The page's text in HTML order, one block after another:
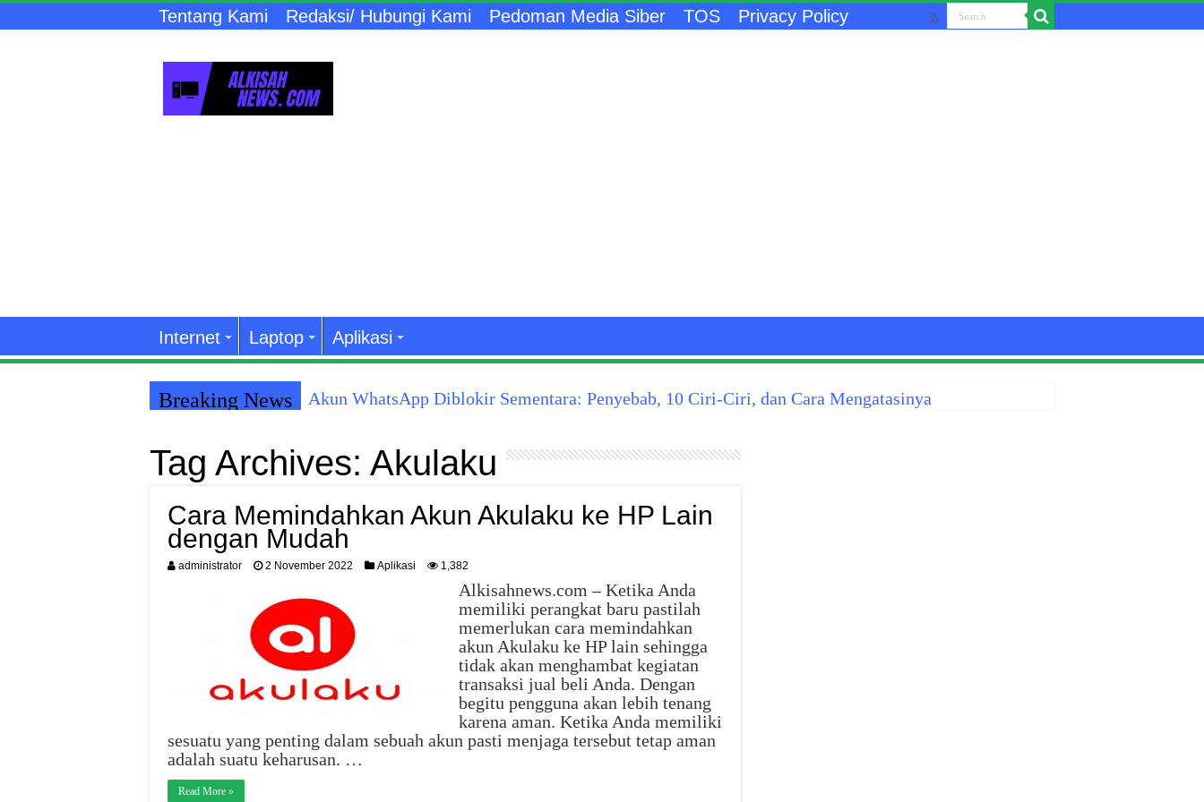
Tentang Kami Redaksi/ Hubungi Kami Pedoman Media Siber TOS Privacy Policy
Internet Laptop Aplikasi
Breaking News Akun WhatsApp Diblokir Sementara: Penyebab, 10 Ciri-Ciri, dan Cara Mengatasinya
Tag Archives: Akulaku
Cara Memindahkan Akun Akulaku ke HP Lain
dengan Mudah
administrator 2 November 2022 Aplikasi 1,382
Alkisahnews.com – Ketika Anda
memiliki perangkat baru pastilah
memerlukan cara memindahkan
akun Akulaku ke HP lain sehingga
tidak akan menghambat kegiatan
transaksi jual beli Anda. Dengan
begitu pengguna akan lebih tenang
karena aman. Ketika Anda memiliki
sesuatu yang penting dalam sebuah akun pasti menjaga tersebut tetap aman
adalah suatu keharusan. …
Read More »